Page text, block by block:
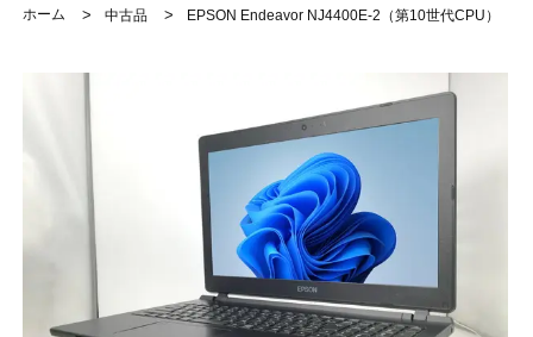
ホーム
> 中古品 > EPSON Endeavor NJ4400E-2（第10世代CPU）